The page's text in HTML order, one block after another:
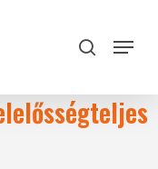
search
Menu
Close